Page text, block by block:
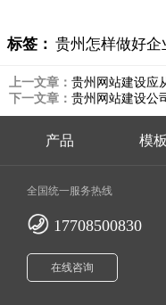
标签： 贵州怎样做好
上一文章： 贵州网站建设应
下一文章： 贵州网站建设公
产品 模板
全国统一服务热线
17708500830
在线咨询